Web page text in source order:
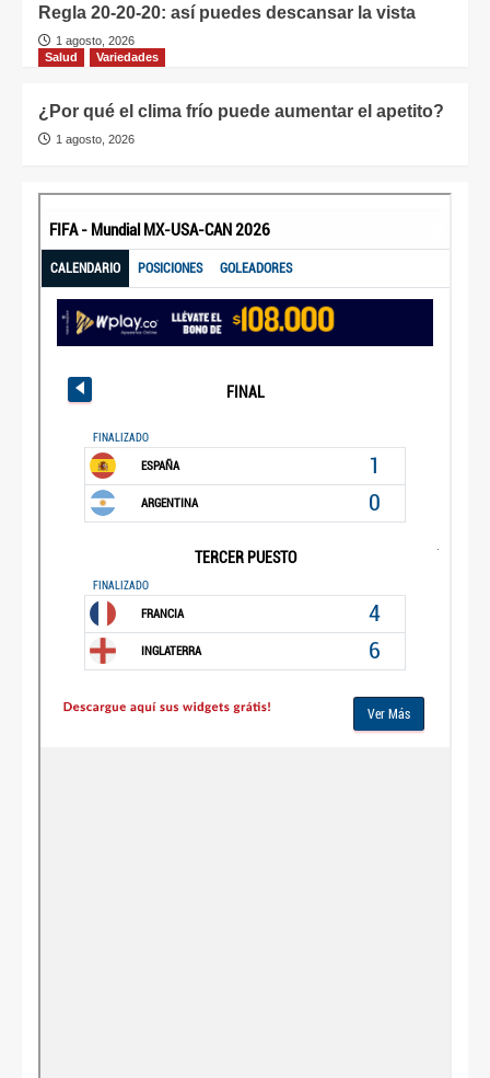
Regla 20-20-20: así puedes descansar la vista
1 agosto, 2026
Salud
Variedades
¿Por qué el clima frío puede aumentar el apetito?
1 agosto, 2026